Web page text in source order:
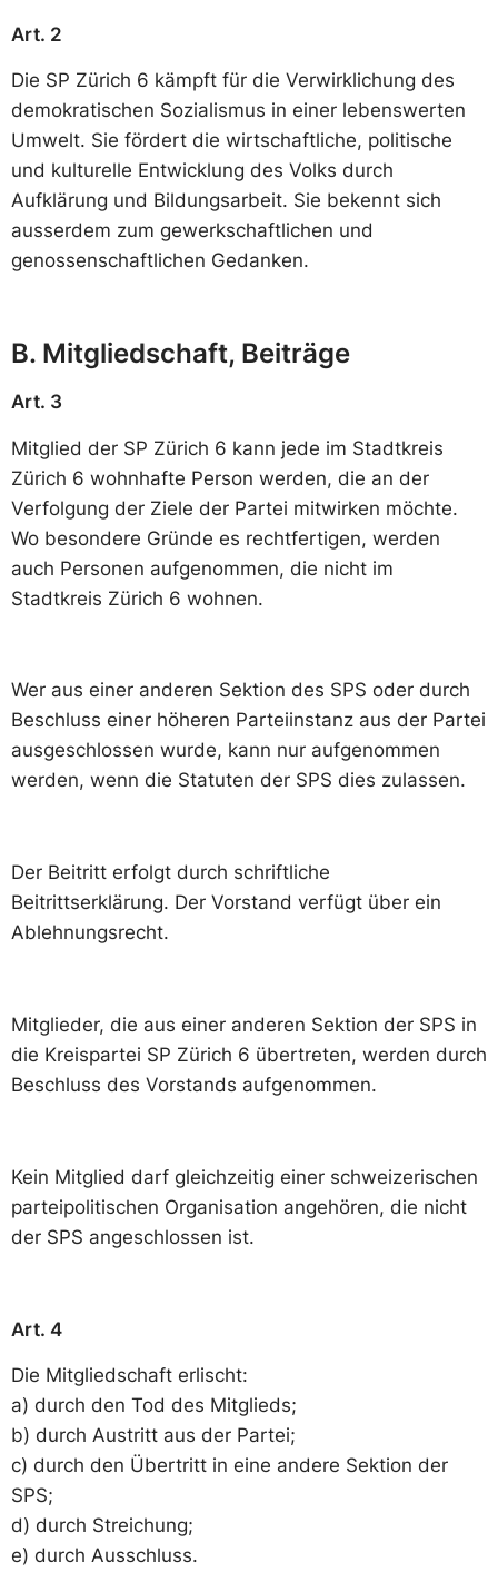
Art. 2
Die SP Zürich 6 kämpft für die Verwirklichung des
demokratischen Sozialismus in einer lebenswerten
Umwelt. Sie fördert die wirtschaftliche, politische
und kulturelle Entwicklung des Volks durch
Aufklärung und Bildungsarbeit. Sie bekennt sich
ausserdem zum gewerkschaftlichen und
genossenschaftlichen Gedanken.
B. Mitgliedschaft, Beiträge
Art. 3
Mitglied der SP Zürich 6 kann jede im Stadtkreis
Zürich 6 wohnhafte Person werden, die an der
Verfolgung der Ziele der Partei mitwirken möchte.
Wo besondere Gründe es rechtfertigen, werden
auch Personen aufgenommen, die nicht im
Stadtkreis Zürich 6 wohnen.
Wer aus einer anderen Sektion des SPS oder durch
Beschluss einer höheren Parteiinstanz aus der Partei
ausgeschlossen wurde, kann nur aufgenommen
werden, wenn die Statuten der SPS dies zulassen.
Der Beitritt erfolgt durch schriftliche
Beitrittserklärung. Der Vorstand verfügt über ein
Ablehnungsrecht.
Mitglieder, die aus einer anderen Sektion der SPS in
die Kreispartei SP Zürich 6 übertreten, werden durch
Beschluss des Vorstands aufgenommen.
Kein Mitglied darf gleichzeitig einer schweizerischen
parteipolitischen Organisation angehören, die nicht
der SPS angeschlossen ist.
Art. 4
Die Mitgliedschaft erlischt:
a) durch den Tod des Mitglieds;
b) durch Austritt aus der Partei;
c) durch den Übertritt in eine andere Sektion der
SPS;
d) durch Streichung;
e) durch Ausschluss.